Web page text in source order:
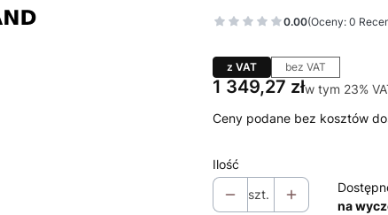
0.00(Oceny: 0
z VAT bez VAT
Cena
1 349,27 złw tym 23%
w tym 23%
Ceny podane bez kosztów
Ilość
szt.
na